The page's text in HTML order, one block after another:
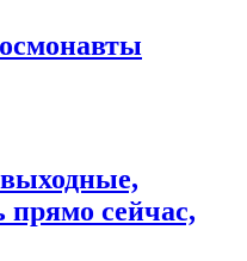
прямо сейчас,